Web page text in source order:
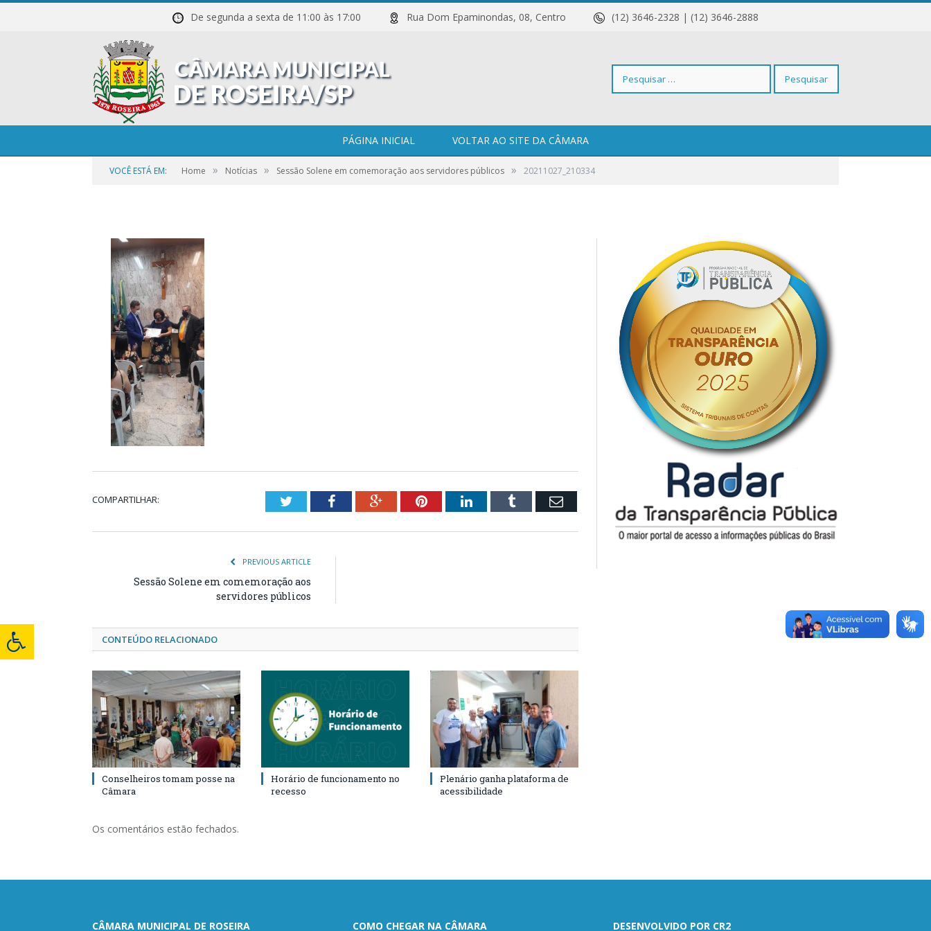
De segunda a sexta de 11:00 às 17:00 Rua Dom Epaminondas, 08, Centro (12) 3646-2328 | (12) 3646-2888
Pesquisar
PÁGINA INICIAL VOLTAR AO SITE DA CÂMARA
VOCÊ ESTÁ EM: Home » Notícias » Sessão Solene em comemoração aos servidores públicos » 20211027_210334
COMPARTILHAR: TwitterFacebookGoogle+PinterestLinkedInTumblr Email
PREVIOUS ARTICLE
Sessão Solene em comemoração aos
servidores públicos
CONTEÚDO RELACIONADO
Conselheiros tomam posse na
Câmara
Horário de funcionamento no
recesso
Plenário ganha plataforma de
acessibilidade
Os comentários estão fechados.
CÂMARA MUNICIPAL DE ROSEIRA COMO CHEGAR NA CÂMARA DESENVOLVIDO POR CR2